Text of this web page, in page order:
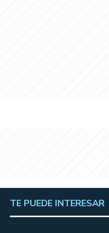
TE PUEDE INTERESAR